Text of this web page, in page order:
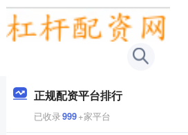
正规配资平台排行
已收录999+家平台